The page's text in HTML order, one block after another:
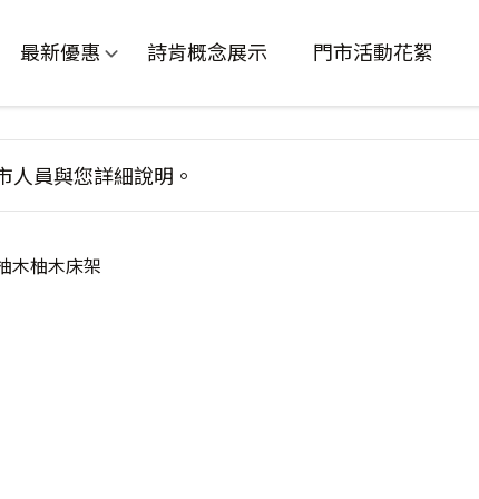
最新優惠 詩肯概念展示 門市活動花絮
人員與您詳細說明。
木柚木床架